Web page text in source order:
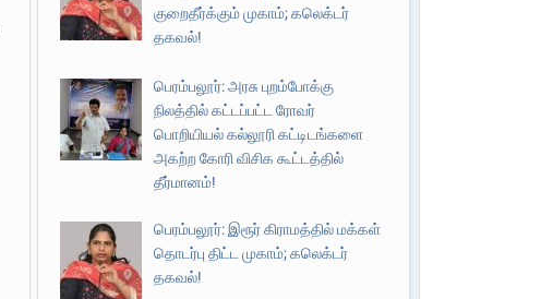
குறைதீர்க்கும் முகாம்; கலெக்டர்
தகவல்!
பெரம்பலூர்: அரசு புறம்போக்கு
நிலத்தில் கட்டப்பட்ட ரோவர்
பொறியியல் கல்லூரி கட்டிடங்களை
அகற்ற கோரி விசிக கூட்டத்தில்
தீர்மானம்!
பெரம்பலூர்: இரூர் கிராமத்தில் மக்கள்
தொடர்பு திட்ட முகாம்; கலெக்டர்
தகவல்!